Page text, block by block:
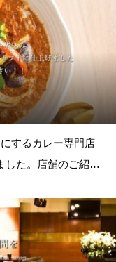
するカレー専門店
した。店舗のご紹介